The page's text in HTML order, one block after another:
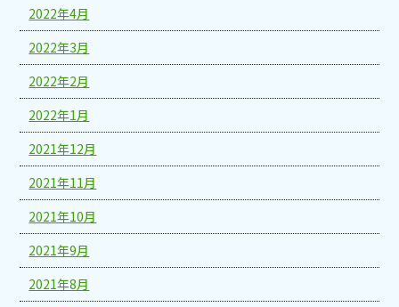
2022年4月
2022年3月
2022年2月
2022年1月
2021年12月
2021年11月
2021年10月
2021年9月
2021年8月